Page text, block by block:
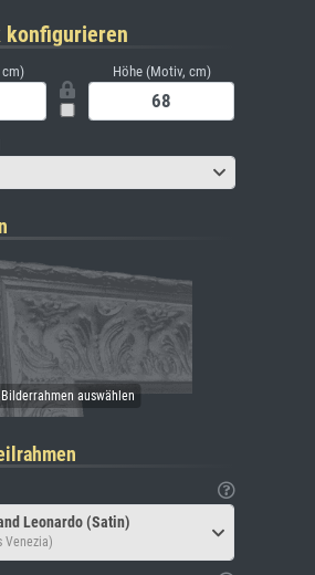
konfigurieren
cm) Höhe (Motiv, cm)
Leonardo (Satin)
Venezia)